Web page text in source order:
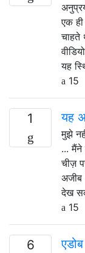
एक ही
चाहते
यह
15
1 यह
मुझे
... मैंने
चीज़
अजीब
देख
15
6